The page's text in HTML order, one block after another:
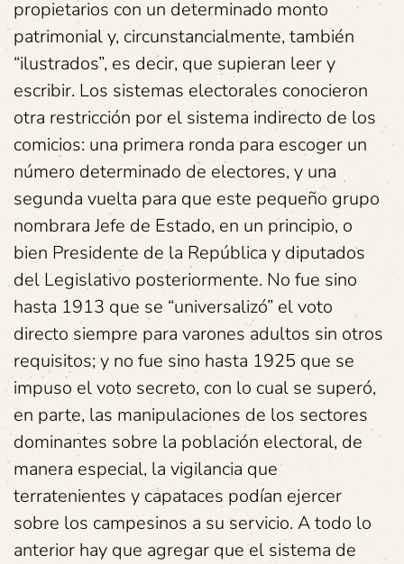
propietarios con un determinado monto
patrimonial y, circunstancialmente, también
“ilustrados”, es decir, que supieran leer y
escribir. Los sistemas electorales conocieron
otra restricción por el sistema indirecto de los
comicios: una primera ronda para escoger un
número determinado de electores, y una
segunda vuelta para que este pequeño grupo
nombrara Jefe de Estado, en un principio, o
bien Presidente de la República y diputados
del Legislativo posteriormente. No fue sino
hasta 1913 que se “universalizó” el voto
directo siempre para varones adultos sin otros
requisitos; y no fue sino hasta 1925 que se
impuso el voto secreto, con lo cual se superó,
en parte, las manipulaciones de los sectores
dominantes sobre la población electoral, de
manera especial, la vigilancia que
terratenientes y capataces podían ejercer
sobre los campesinos a su servicio. A todo lo
anterior hay que agregar que el sistema de